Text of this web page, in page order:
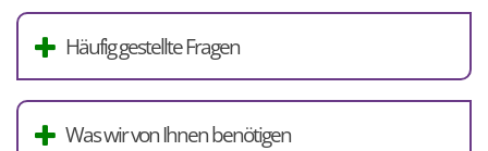
Häufig gestellte Fragen
Was wir von Ihnen benötigen